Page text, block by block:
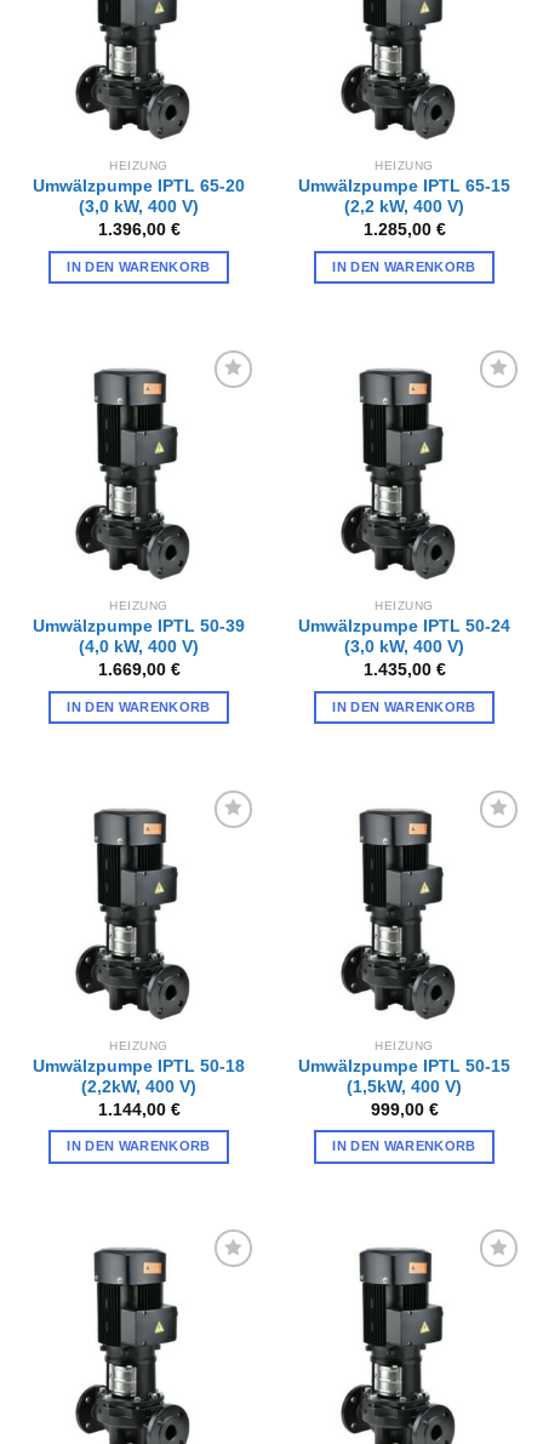
HEIZUNG
Umwälzpumpe IPTL 65-20
(3,0 kW, 400 V)
1.396,00 €
IN DEN WARENKORB
HEIZUNG
Umwälzpumpe IPTL 65-15
(2,2 kW, 400 V)
1.285,00 €
IN DEN WARENKORB
Wunschliste
hinzufügen
HEIZUNG
Umwälzpumpe IPTL 50-39
(4,0 kW, 400 V)
1.669,00 €
IN DEN WARENKORB
Wunschliste
hinzufügen
HEIZUNG
Umwälzpumpe IPTL 50-24
(3,0 kW, 400 V)
1.435,00 €
IN DEN WARENKORB
Wunschliste
hinzufügen
HEIZUNG
Umwälzpumpe IPTL 50-18
(2,2kW, 400 V)
1.144,00 €
IN DEN WARENKORB
Wunschliste
hinzufügen
HEIZUNG
Umwälzpumpe IPTL 50-15
(1,5kW, 400 V)
999,00 €
IN DEN WARENKORB
Wunschliste
hinzufügen
Wunschliste
hinzufügen